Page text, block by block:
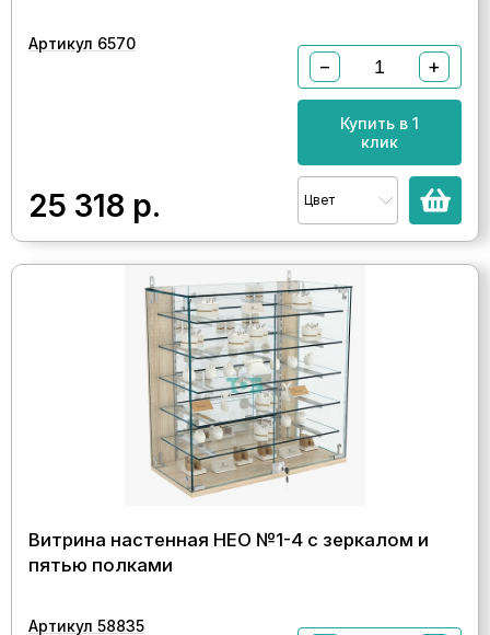
Артикул 6570
25 318 р.
− +
Купить в 1
клик
Цвет
Витрина настенная НЕО №1-4 с зеркалом и
пятью полками
Артикул 58835